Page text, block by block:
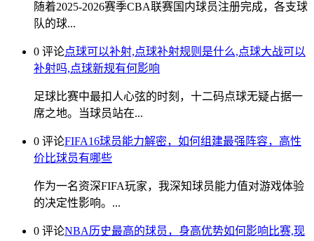
随着2025-2026赛季CBA联赛国内球员注册完成，各支球
队的球...
0 评论点球可以补射,点球补射规则是什么,点球大战可以
补射吗,点球新规有何影响
足球比赛中最扣人心弦的时刻，十二码点球无疑占据一
席之地。当球员站在...
0 评论FIFA16球员能力解密，如何组建最强阵容，高性
价比球员有哪些
作为一名资深FIFA玩家，我深知球员能力值对游戏体验
的决定性影响。...
0 评论NBA历史最高的球员，身高优势如何影响比赛,现